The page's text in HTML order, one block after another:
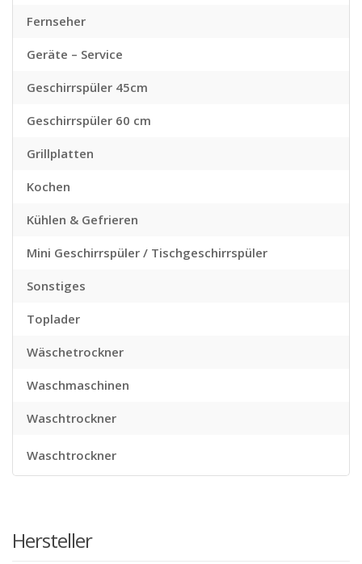
Fernseher
Geräte – Service
Geschirrspüler 45cm
Geschirrspüler 60 cm
Grillplatten
Kochen
Kühlen & Gefrieren
Mini Geschirrspüler / Tischgeschirrspüler
Sonstiges
Toplader
Wäschetrockner
Waschmaschinen
Waschtrockner
Waschtrockner
Hersteller